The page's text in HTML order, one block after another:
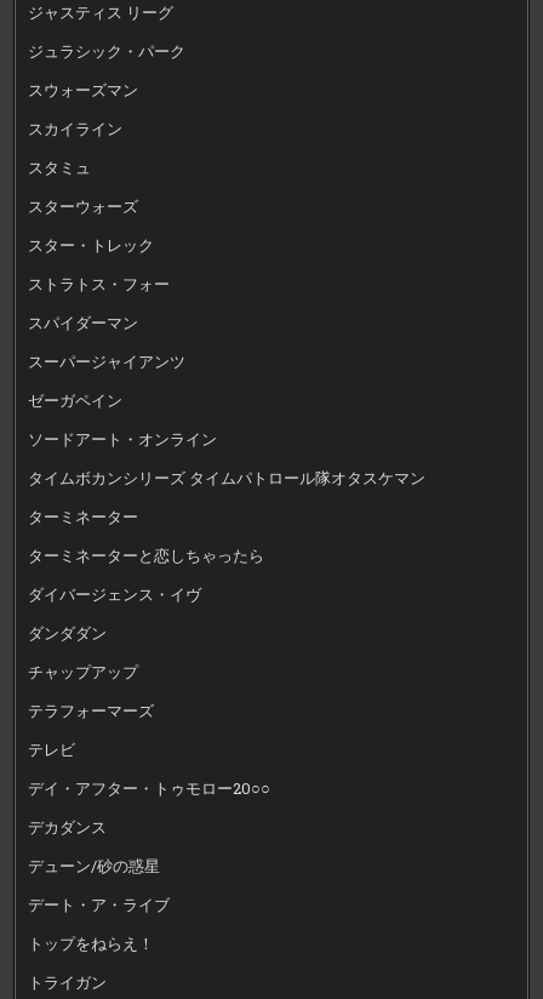
ジャスティス リーグ
ジュラシック・パーク
スウォーズマン
スカイライン
スタミュ
スターウォーズ
スター・トレック
ストラトス・フォー
スパイダーマン
スーパージャイアンツ
ゼーガペイン
ソードアート・オンライン
タイムボカンシリーズ タイムパトロール隊オタスケマン
ターミネーター
ターミネーターと恋しちゃったら
ダイバージェンス・イヴ
ダンダダン
チャップアップ
テラフォーマーズ
テレビ
デイ・アフター・トゥモロー20○○
デカダンス
デューン/砂の惑星
デート・ア・ライブ
トップをねらえ！
トライガン